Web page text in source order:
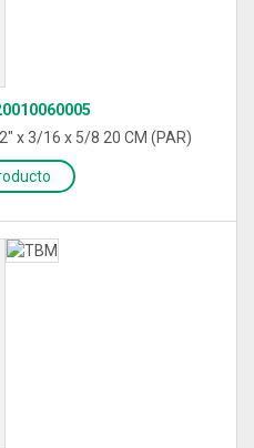
x 3/16 x 5/8 20 CM (PAR)